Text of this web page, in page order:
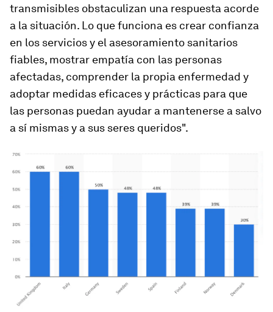
transmisibles obstaculizan una respuesta acorde
a la situación. Lo que funciona es crear confianza
en los servicios y el asesoramiento sanitarios
fiables, mostrar empatía con las personas
afectadas, comprender la propia enfermedad y
adoptar medidas eficaces y prácticas para que
las personas puedan ayudar a mantenerse a salvo
a sí mismas y a sus seres queridos".